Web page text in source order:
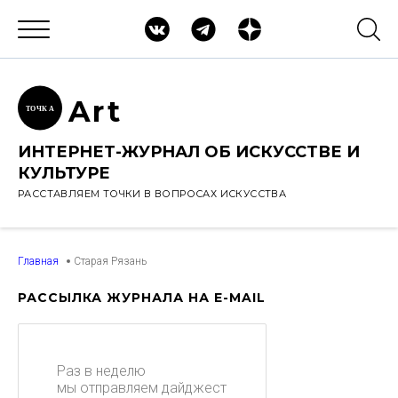
ТОЧК А Art
ИНТЕРНЕТ-ЖУРНАЛ ОБ ИСКУССТВЕ И
КУЛЬТУРЕ
РАССТАВЛЯЕМ ТОЧКИ В ВОПРОСАХ ИСКУССТВА
Главная Старая Рязань
РАССЫЛКА ЖУРНАЛА НА E-MAIL
Раз в неделю
мы отправляем дайджест